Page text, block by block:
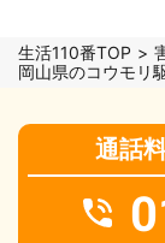
生活110番TOP
岡山県のコウモリ
通話